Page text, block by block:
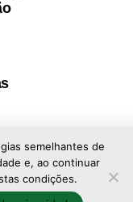
semelhantes de
e, ao continuar
condições.